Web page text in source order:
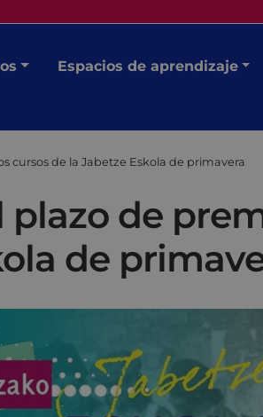
Espacios de aprendizaje
cursos de la Jabetze Eskola de primavera
plazo de
de